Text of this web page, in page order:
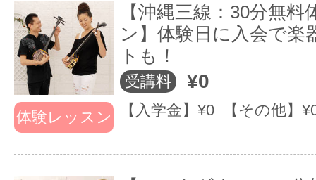
体験レッスン
【沖縄三線：30分無料
ン】体験日に入会で楽
トも！
受講料 ¥0
【入学金】¥0 【その他】